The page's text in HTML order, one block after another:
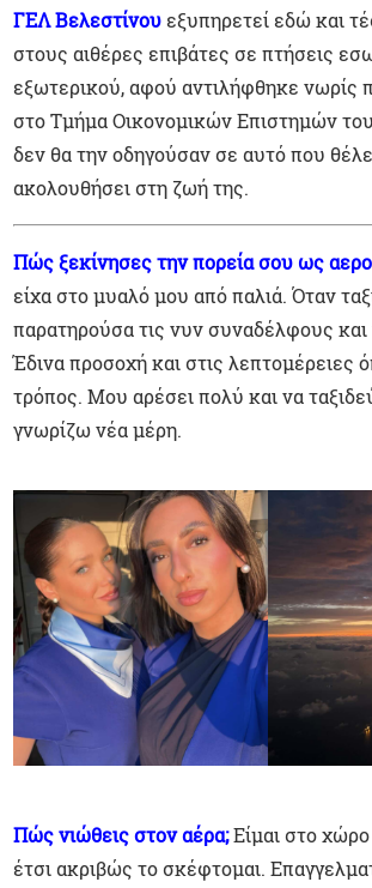
ΓΕΛ Βελεστίνουεξυπηρετεί εδώ και
στους αιθέρες επιβάτες σε πτήσεις
εξωτερικού, αφού αντιλήφθηκε νωρίς
στο Τμήμα Οικονομικών Επιστημών
δεν θα την οδηγούσαν σε αυτό που
ακολουθήσει στη ζωή της.
Πώς ξεκίνησες την πορεία σου ως
είχα στο μυαλό μου από παλιά. Όταν
παρατηρούσα τις νυν συναδέλφους
Έδινα προσοχή και στις λεπτομέρειες
τρόπος. Μου αρέσει πολύ και να
γνωρίζω νέα μέρη.
Πώς νιώθεις στον αέρα;Είμαι στο
έτσι ακριβώς το σκέφτομαι.